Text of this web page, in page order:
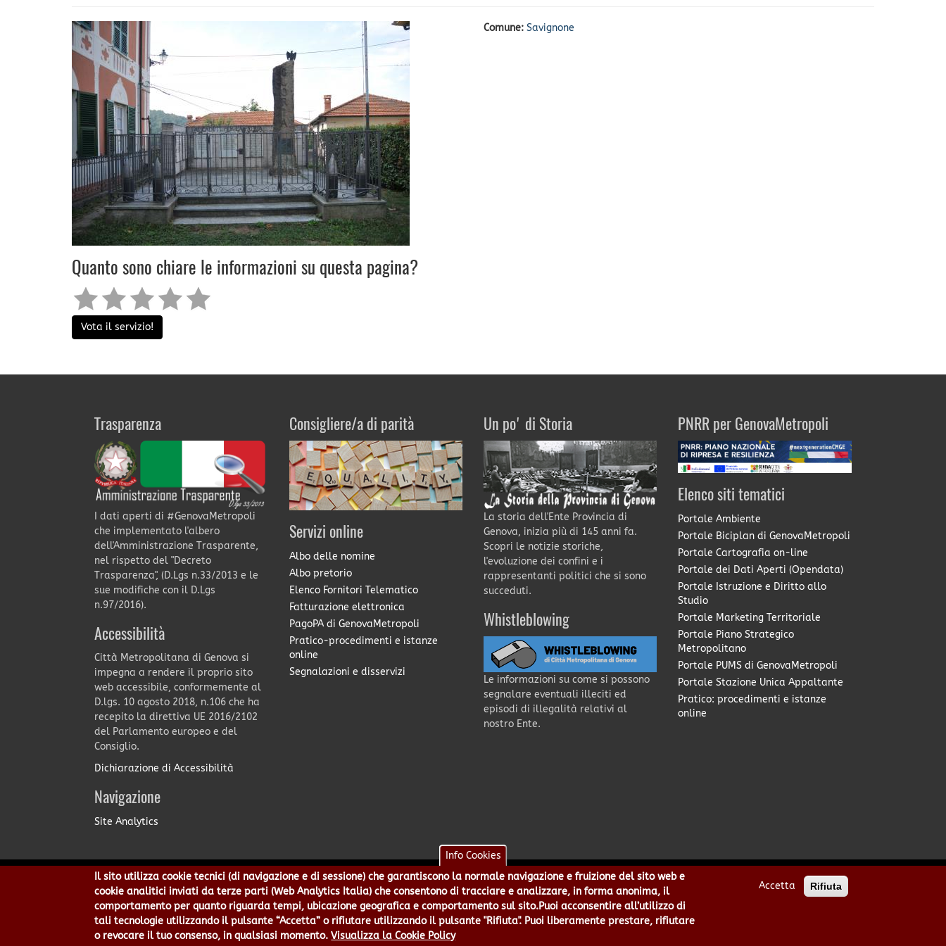
Comune: Savignone
Quanto sono chiare le informazioni su questa pagina?
Vota il servizio!
Trasparenza
I dati aperti di #GenovaMetropoli
che implementato l'albero
dell'Amministrazione Trasparente,
nel rispetto del "Decreto
Trasparenza", (D.Lgs n.33/2013 e le
sue modifiche con il D.Lgs
n.97/2016).
Accessibilità
Città Metropolitana di Genova si
impegna a rendere il proprio sito
web accessibile, conformemente al
D.lgs. 10 agosto 2018, n.106 che ha
recepito la direttiva UE 2016/2102
del Parlamento europeo e del
Consiglio.
Dichiarazione di Accessibilità
Navigazione
Site Analytics
Consigliere/a di parità
Servizi online
Albo delle nomine
Albo pretorio
Elenco Fornitori Telematico
Fatturazione elettronica
PagoPA di GenovaMetropoli
Pratico-procedimenti e istanze
online
Segnalazioni e disservizi
Un po' di Storia
La storia dell'Ente Provincia di
Genova, inizia più di 145 anni fa.
Scopri le notizie storiche,
l'evoluzione dei confini e i
rappresentanti politici che si sono
succeduti.
Whistleblowing
Le informazioni su come si possono
segnalare eventuali illeciti ed
episodi di illegalità relativi al
nostro Ente.
PNRR per GenovaMetropoli
Elenco siti tematici
Portale Ambiente
Portale Biciplan di GenovaMetropoli
Portale Cartografia on-line
Portale dei Dati Aperti (Opendata)
Portale Istruzione e Diritto allo
Studio
Portale Marketing Territoriale
Portale Piano Strategico
Metropolitano
Portale PUMS di GenovaMetropoli
Portale Stazione Unica Appaltante
Pratico: procedimenti e istanze
online
Città Metropolitana di Genova - Piazzale Mazzini 2 -16122 - Genova | CF:80007350103 - P.Iva: 00949170104 | Codice IPA: cmge
Centralino 010 54991 Fax 010 5499244 URP 010 5499456 Num.Verde 800 509420 | P.E.C.:pec@cert.cittametropolitana.genova.it
Privacy| Tecnologie e Accessibilità|Note Legali|Contatti per il sito Web|Statistiche|area riservata
Info Cookies
Il sito utilizza cookie tecnici (di navigazione e di sessione) che garantiscono la normale navigazione e fruizione del sito web e
cookie analitici inviati da terze parti (Web Analytics Italia) che consentono di tracciare e analizzare, in forma anonima, il
comportamento per quanto riguarda tempi, ubicazione geografica e comportamento sul sito.Puoi acconsentire all’utilizzo di
tali tecnologie utilizzando il pulsante “Accetta” o rifiutare utilizzando il pulsante "Rifiuta". Puoi liberamente prestare, rifiutare
o revocare il tuo consenso, in qualsiasi momento. Visualizza la Cookie Policy
Accetta Rifiuta